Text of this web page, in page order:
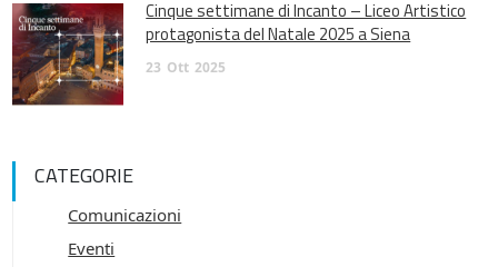
Cinque settimane di Incanto – Liceo Artistico
protagonista del Natale 2025 a Siena
23 Ott 2025
CATEGORIE
Comunicazioni
Eventi